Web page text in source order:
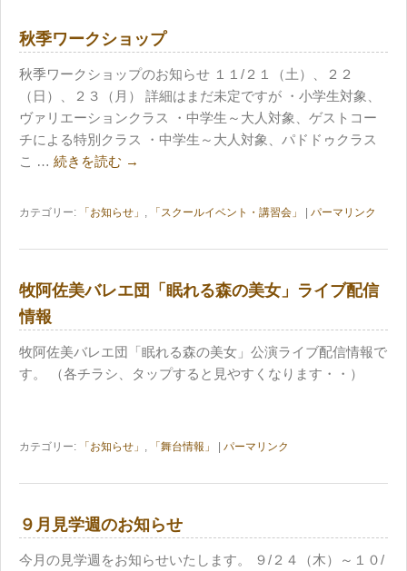
秋季ワークショップ
秋季ワークショップのお知らせ １１/２１（土）、２２
（日）、２３（月） 詳細はまだ未定ですが ・小学生対象、
ヴァリエーションクラス ・中学生～大人対象、ゲストコー
チによる特別クラス ・中学生～大人対象、パドドゥクラス
こ … 続きを読む →
カテゴリー: 「お知らせ」 , 「スクールイベント・講習会」 パーマリンク
牧阿佐美バレエ団「眠れる森の美女」ライブ配信
情報
牧阿佐美バレエ団「眠れる森の美女」公演ライブ配信情報で
す。 （各チラシ、タップすると見やすくなります・・）
カテゴリー: 「お知らせ」 , 「舞台情報」 パーマリンク
９月見学週のお知らせ
今月の見学週をお知らせいたします。 ９/２４（木）～１０/